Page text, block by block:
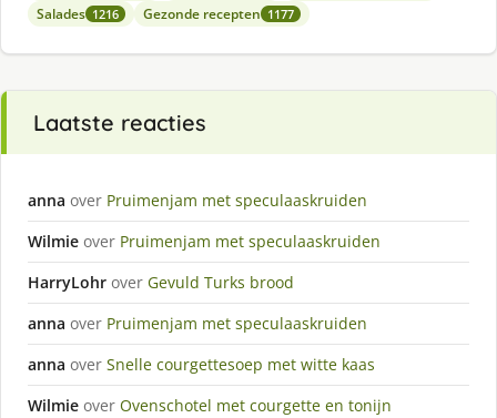
Salades 1216 Gezonde recepten 1177
Laatste reacties
anna over Pruimenjam met speculaaskruiden
Wilmie over Pruimenjam met speculaaskruiden
HarryLohr over Gevuld Turks brood
anna over Pruimenjam met speculaaskruiden
anna over Snelle courgettesoep met witte kaas
Wilmie over Ovenschotel met courgette en tonijn